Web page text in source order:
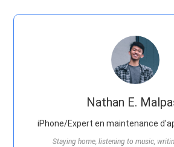
Nathan E.
iPhone/Expert en maintenance
Staying home, listening to music,